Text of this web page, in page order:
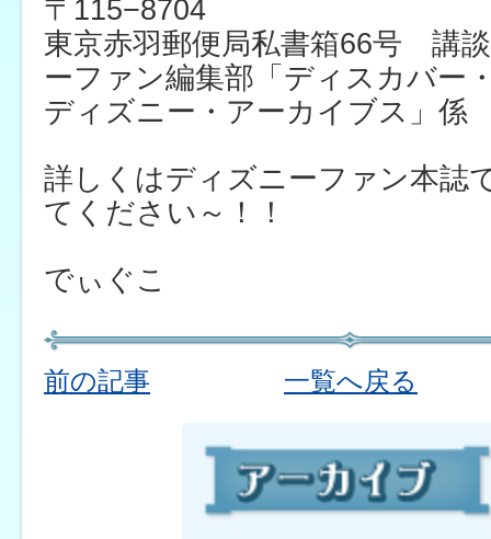
〒115−8704
東京赤羽郵便局私書箱66号 講
ーファン編集部「ディスカバー
ディズニー・アーカイブス」係
詳しくはディズニーファン本誌
てください～！！
でぃぐこ
前の記事 一覧へ戻る